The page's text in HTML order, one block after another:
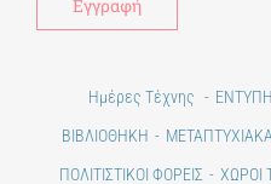
Ημέρες Τέχνης
ΒΙΒΛΙΟΘΗΚΗ
ΜΕΤΑΠΤΥΧΙΑΚΑ
ΠΟΛΙΤΙΣΤΙΚΟΙ ΦΟΡΕΙΣ
ΧΩΡΟΙ